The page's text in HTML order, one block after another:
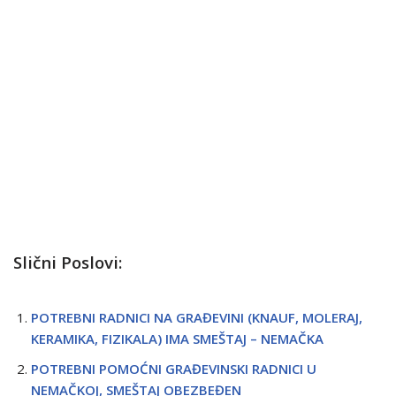
Slični Poslovi:
POTREBNI RADNICI NA GRAĐEVINI (KNAUF, MOLERAJ,
KERAMIKA, FIZIKALA) IMA SMEŠTAJ – NEMAČKA
POTREBNI POMOĆNI GRAĐEVINSKI RADNICI U
NEMAČKOJ, SMEŠTAJ OBEZBEĐEN